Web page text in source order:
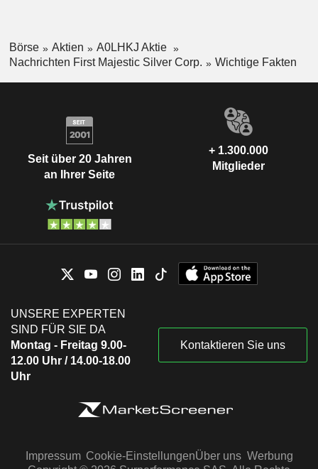
Börse Aktien
A0LHKJ Aktie
Nachrichten First Majestic Silver Corp.
Wichtige Fakten
Seit über 20 Jahren
an Ihrer Seite
+ 1.300.000
Mitglieder
UNSERE EXPERTEN
SIND FÜR SIE DA
Montag - Freitag 9.00-
12.00 Uhr / 14.00-18.00
Uhr
Kontaktieren Sie uns
Impressum Cookie-EinstellungenÜber uns Werbung